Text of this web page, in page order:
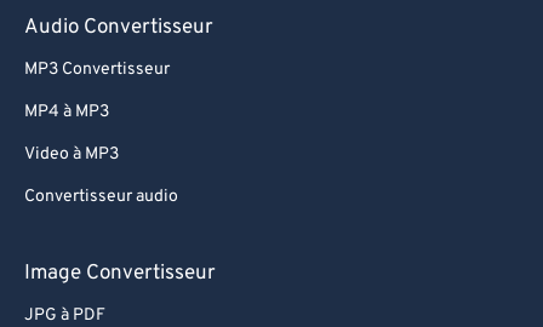
Audio Convertisseur
MP3 Convertisseur
MP4 à MP3
Video à MP3
Convertisseur audio
Image Convertisseur
JPG à PDF